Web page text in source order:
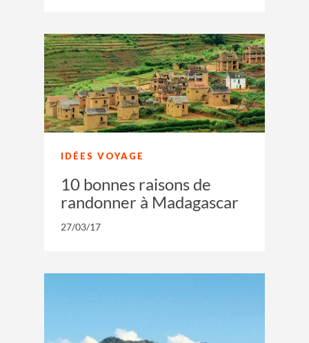
IDÉES VOYAGE
10 bonnes raisons de
randonner à Madagascar
27/03/17